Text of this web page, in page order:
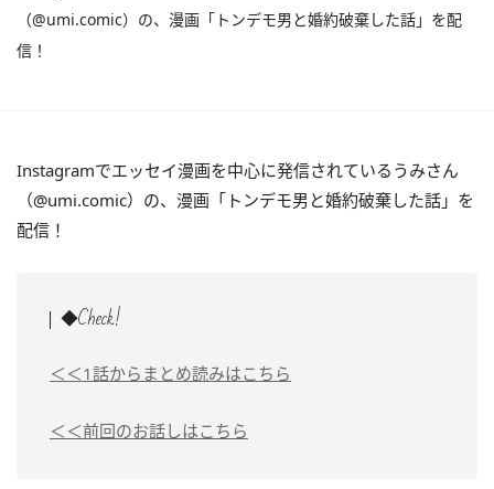
（@umi.comic）の、漫画「トンデモ男と婚約破棄した話」を配
信！
Instagramでエッセイ漫画を中心に発信されているうみさん
（@umi.comic）の、漫画「トンデモ男と婚約破棄した話」を
配信！
◆Check!
＜＜1話からまとめ読みはこちら
＜＜前回のお話しはこちら